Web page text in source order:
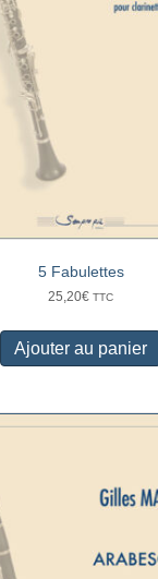
5 Fabulettes
25,20€ TTC
Ajouter au panier